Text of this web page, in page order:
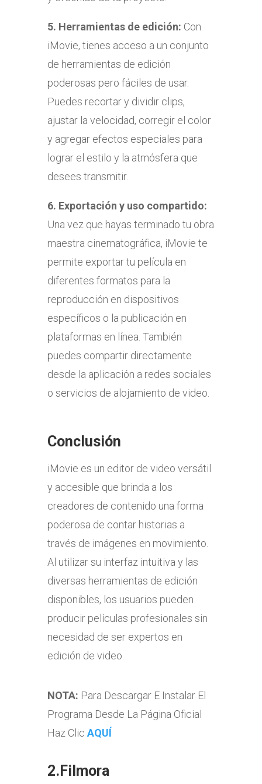
5. Herramientas de edición: Con
iMovie, tienes acceso a un conjunto
de herramientas de edición
poderosas pero fáciles de usar.
Puedes recortar y dividir clips,
ajustar la velocidad, corregir el color
y agregar efectos especiales para
lograr el estilo y la atmósfera que
desees transmitir.
6. Exportación y uso compartido:
Una vez que hayas terminado tu obra
maestra cinematográfica, iMovie te
permite exportar tu película en
diferentes formatos para la
reproducción en dispositivos
específicos o la publicación en
plataformas en línea. También
puedes compartir directamente
desde la aplicación a redes sociales
o servicios de alojamiento de video.
Conclusión
iMovie es un editor de video versátil
y accesible que brinda a los
creadores de contenido una forma
poderosa de contar historias a
través de imágenes en movimiento.
Al utilizar su interfaz intuitiva y las
diversas herramientas de edición
disponibles, los usuarios pueden
producir películas profesionales sin
necesidad de ser expertos en
edición de video.
NOTA: Para Descargar E Instalar El
Programa Desde La Página Oficial
Haz Clic AQUÍ
2.Filmora